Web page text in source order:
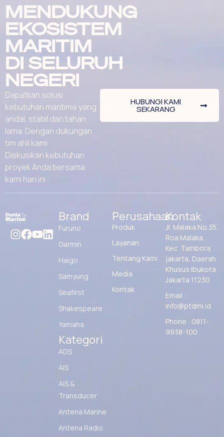
MENDUKUNG
EKOSISTEM
MARITIM
DI SELURUH
NEGERI
Dapatkan solusi
kebutuhan maritime yang
andal, stabil dan tahan
lama. Dengan dukungan
tim ahli kami
Diskusikan kebutuhan
proyek Anda bersama
kami hari ini.
HUBUNGI KAMI
SEKARANG
Brand
Furuno
Garmin
Haigo
Samyung
Seafirst
Shakespeare
Yamaha
Kategori
ADS
AIS
AIS &
Transducer
Antena Marine
Antena Radio
Perusahaan
Produk
Layanan
Tentang Kami
Media
Kontak
Kontak
Jl. Malaka No.35,
Roa Malaka,
Kec. Tambora,
jakarta, Daerah
Khusus Ibukota
Jakarta 11230
Email :
info@ptdmi.id
Phone : 0811-
9938-100